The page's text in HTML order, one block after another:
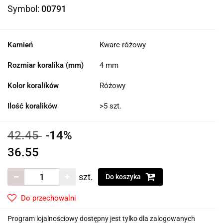
Symbol: 00791
Kamień Kwarc różowy
Rozmiar koralika (mm) 4 mm
Kolor koralików Różowy
Ilość koralików >5 szt.
42.45 -14%
36.55
szt. Do koszyka
Do przechowalni
Program lojalnościowy dostępny jest tylko dla zalogowanych